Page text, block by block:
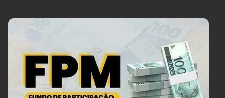
Brasil Mineral
Cinema
Economia
Educação
Infraestrutura
Internacional
Meio Ambiente
Saúde
Tempo